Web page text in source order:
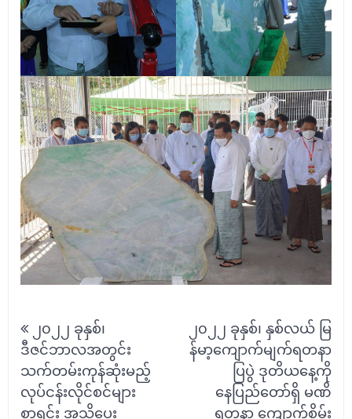
navigation
၂၀၂၂ ခုနှစ်၊
ဒီဇင်ဘာလအတွင်း
သက်တမ်းကုန်ဆုံးမည့်
လုပ်ငန်းလိုင်စင်များ
စာရင်း အသိပေး
၂၀၂၂ ခုနှစ်၊ နှစ်လယ် မြ
န်မာ့ကျောက်မျက်ရတနာ
ပြပွဲ ဒုတိယနေ့ကို
နေပြည်တော်ရှိ မဏိ
ရတနာ ကျောက်စိမ်း